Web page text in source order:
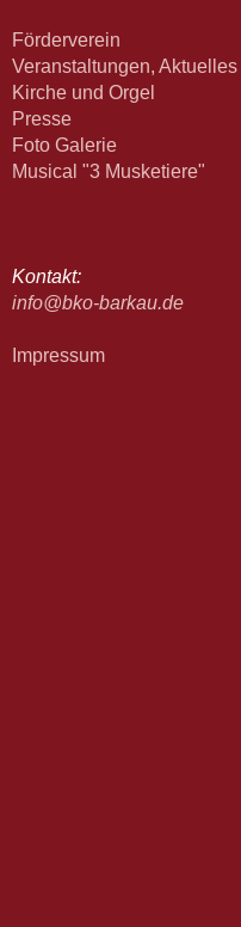
Förderverein
Veranstaltungen, Aktuelles
Kirche und Orgel
Presse
Foto Galerie
Musical "3 Musketiere"
Kontakt:
info@bko-barkau.de
Impressum